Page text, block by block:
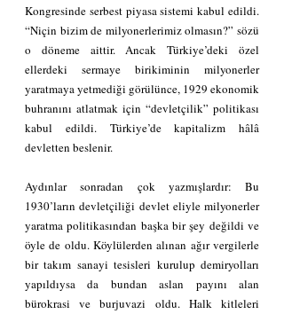
Kongresinde serbest piyasa sistemi kabul edildi.
“Niçin bizim de milyonerlerimiz olmasın?” sözü
o döneme aittir. Ancak Türkiye’deki özel
ellerdeki sermaye birikiminin milyonerler
yaratmaya yetmediği görülünce, 1929 ekonomik
buhranını atlatmak için “devletçilik” politikası
kabul edildi. Türkiye’de kapitalizm hâlâ
devletten beslenir.
Aydınlar sonradan çok yazmışlardır: Bu
1930’ların devletçiliği devlet eliyle milyonerler
yaratma politikasından başka bir şey değildi ve
öyle de oldu. Köylülerden alınan ağır vergilerle
bir takım sanayi tesisleri kurulup demiryolları
yapıldıysa da bundan aslan payını alan
bürokrasi ve burjuvazi oldu. Halk kitleleri